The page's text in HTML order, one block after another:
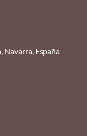
Navarra, España